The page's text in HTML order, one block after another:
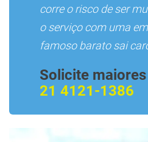
corre o risco de ser
o serviço com uma
famoso barato sai
Solicite
21 4121-1386